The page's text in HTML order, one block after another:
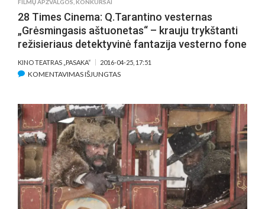
FILMŲ APŽVALGOS KONKURSAI
28 Times Cinema: Q.Tarantino vesternas
„Grėsmingasis aštuonetas“ – krauju trykštanti
režisieriaus detektyvinė fantazija vesterno fone
KINO TEATRAS „PASAKA“ 2016-04-25, 17:51
KOMENTAVIMAS IŠJUNGTASĮRAŠE
CINEMA:
Q.TARANTINO
VESTERNAS
„GRĖSMINGASIS
AŠTUONETAS“
–
KRAUJU
TRYKŠTANTI